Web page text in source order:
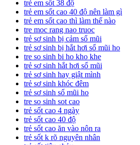
trẻ em sốt 38 độ
trẻ em sốt cao 40 độ nên làm gì
trẻ em sốt cao thì làm thế nào
tre moc rang nao truoc
trẻ sơ sinh bị cảm sổ mũi
trẻ sơ sinh bị hắt hơi sổ mũi ho
tre so sinh bi ho kho khe
trẻ sơ sinh hắt hơi sổ mũi
trẻ sơ sinh hay giật mình
trẻ sơ sinh khóc đêm
trẻ sơ sinh sổ mũi ho
tre so sinh sot cao
trẻ sốt cao 4 ngày
trẻ sốt cao 40 độ
trẻ sốt cao ăn vào nôn ra
trẻ sốt k rõ nguyên nhân